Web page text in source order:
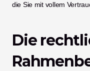
die Sie mit vollem
Die